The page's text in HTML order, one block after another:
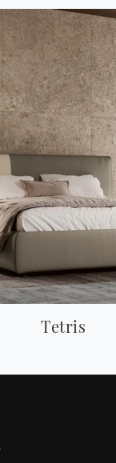
Tetris